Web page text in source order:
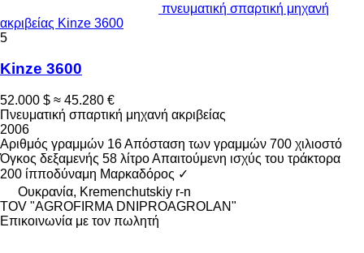
πνευματική σπαρτική μηχανή
ακριβείας Kinze 3600
5
Kinze 3600
52.000 $ ≈ 45.280 €
Πνευματική σπαρτική μηχανή ακριβείας
2006
Αριθμός γραμμών 16Απόσταση των γραμμών 700 χιλιοστό
Όγκος δεξαμενής 58 λίτροΑπαιτούμενη ισχύς του τράκτορα
200 ίπποδύναμη Μαρκαδόρος ✓
Ουκρανία, Kremenchutskiy r-n
TOV "AGROFIRMA DNIPROAGROLAN"
Επικοινωνία με τον πωλητή